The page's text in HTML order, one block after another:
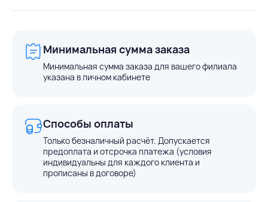
Минимальная сумма заказа
Минимальная сумма заказа для вашего филиала
указана в личном кабинете
Способы оплаты
Только безналичный расчёт. Допускается
предоплата и отсрочка платежа (условия
индивидуальны для каждого клиента и
прописаны в договоре)